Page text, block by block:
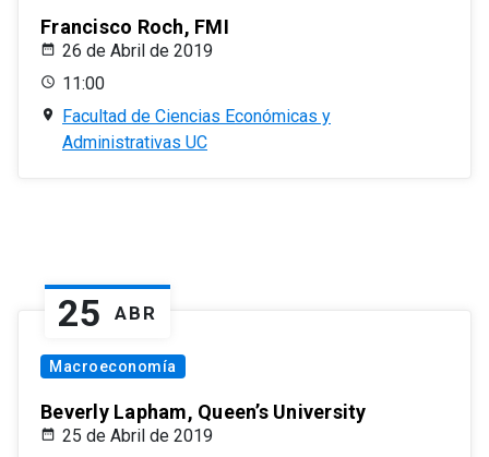
Francisco Roch, FMI
26 de Abril de 2019
11:00
Facultad de Ciencias Económicas y
Administrativas UC
25 ABR
Macroeconomía
Beverly Lapham, Queen’s University
25 de Abril de 2019